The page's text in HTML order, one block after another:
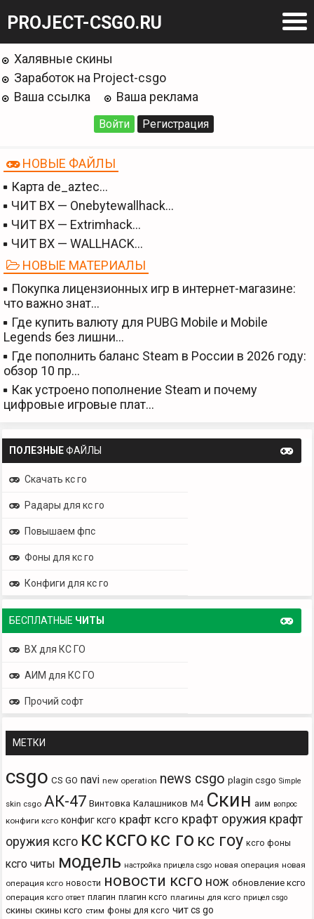
PROJECT-CSGO.RU
Халявные скины
Заработок на Project-csgo
Ваша ссылка
Ваша реклама
Войти Регистрация
НОВЫЕ ФАЙЛЫ
Карта de_aztec…
ЧИТ BX — Onebytewallhack…
ЧИТ BX — Extrimhack…
ЧИТ BX — WALLHACK…
НОВЫЕ МАТЕРИАЛЫ
Покупка лицензионных игр в интернет-магазине:
что важно знат…
Где купить валюту для PUBG Mobile и Mobile
Legends без лишни…
Где пополнить баланс Steam в России в 2026 году:
обзор 10 пр…
Как устроено пополнение Steam и почему
цифровые игровые плат…
ПОЛЕЗНЫЕФАЙЛЫ
Скачать кс го
Радары для кс го
Повышаем фпс
Фоны для кс го
Конфиги для кс го
БЕСПЛАТНЫЕ ЧИТЫ
ВХ для КС ГО
АИМ для КС ГО
Прочий софт
МЕТКИ
csgo CS GO navi new operation news csgo plagin csgo Simple
skin csgo АК-47 Винтовка Калашников М4 Скин аим вопрос
конфиги ксго конфиг ксго крафт ксго крафт оружия крафт
оружия ксго кс ксго кс го кс гоу ксго фоны
ксго читы модель настройка прицела csgo новая операция новая
операция ксго новости новости ксго нож обновление ксго
операция ксго ответ плагин плагин ксго плагины для ксго прицел csgo
скины скины ксго стим фоны для ксго чит cs go